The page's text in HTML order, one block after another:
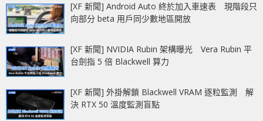
[XF 新聞] Android Auto 終於加入車速表 現階段只
向部分 beta 用戶同少數地區開放
[XF 新聞] NVIDIA Rubin 架構曝光 Vera Rubin 平
台劍指 5 倍 Blackwell 算力
[XF 新聞] 外掛解鎖 Blackwell VRAM 逐粒監測 解
決 RTX 50 溫度監測盲點